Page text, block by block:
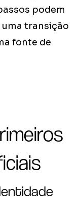
podem
transição
fonte de